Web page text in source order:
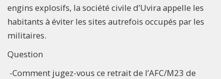
engins explosifs, la société civile d’Uvira appelle les
habitants à éviter les sites autrefois occupés par les
militaires.
Question
-Comment jugez-vous ce retrait de l’AFC/M23 de